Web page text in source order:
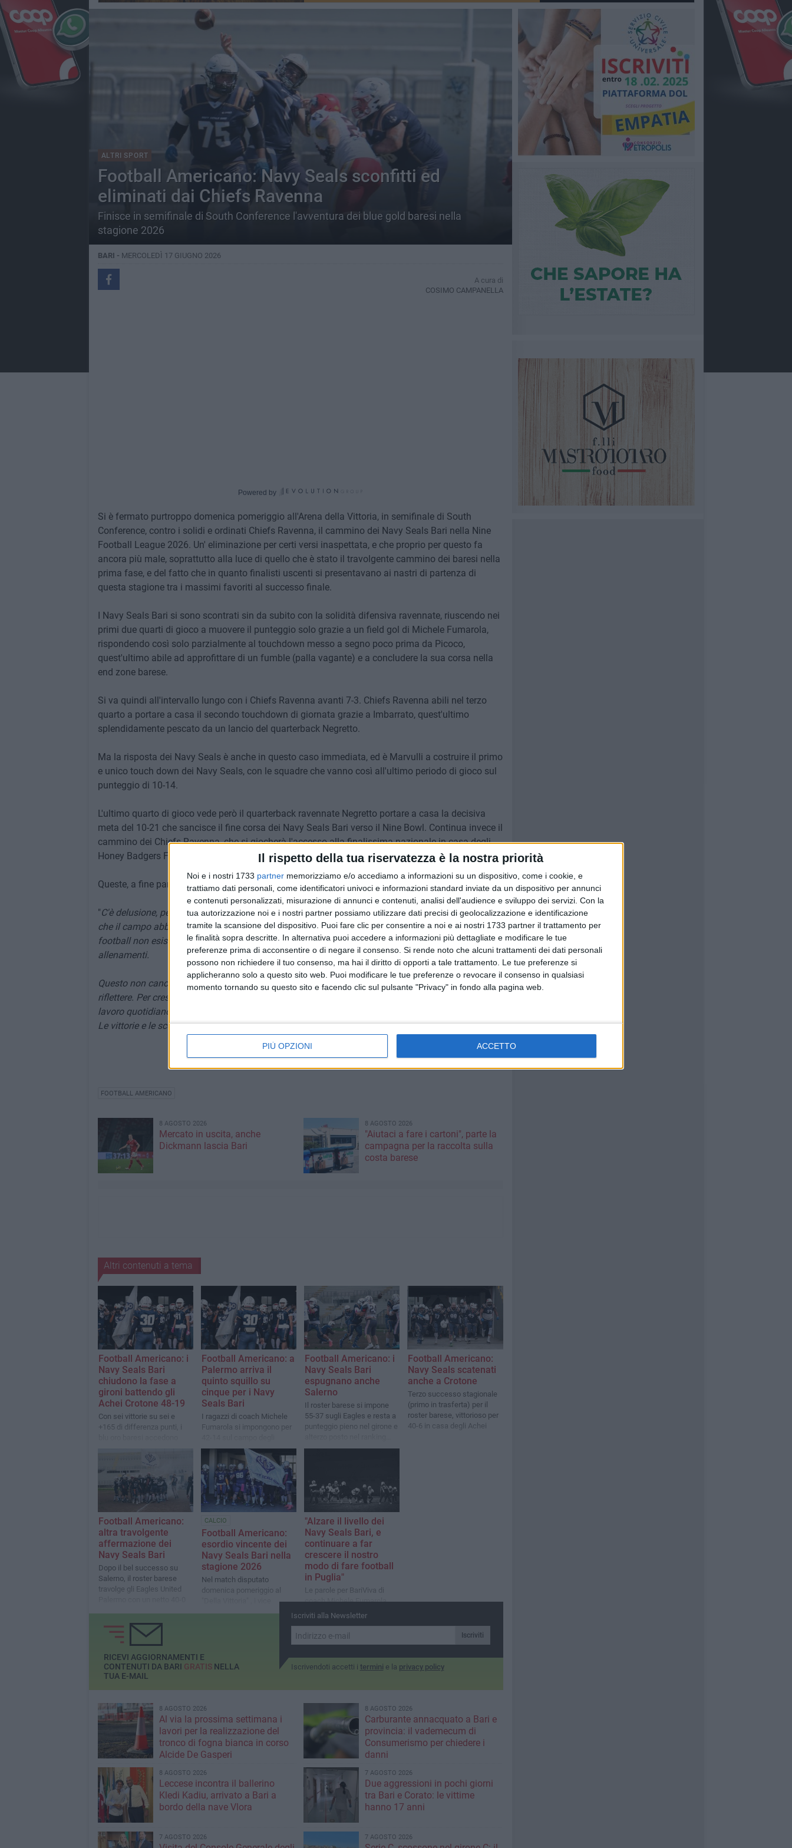
Il rispetto della tua riservatezza è la nostra priorità
Noi e i nostri 1733 partner memorizziamo e/o accediamo a informazioni su un dispositivo, come i cookie, e
trattiamo dati personali, come identificatori univoci e informazioni standard inviate da un dispositivo per annunci
e contenuti personalizzati, misurazione di annunci e contenuti, analisi dell'audience e sviluppo dei servizi. Con la
tua autorizzazione noi e i nostri partner possiamo utilizzare dati precisi di geolocalizzazione e identificazione
tramite la scansione del dispositivo. Puoi fare clic per consentire a noi e ai nostri 1733 partner il trattamento per
le finalità sopra descritte. In alternativa puoi accedere a informazioni più dettagliate e modificare le tue
preferenze prima di acconsentire o di negare il consenso. Si rende noto che alcuni trattamenti dei dati personali
possono non richiedere il tuo consenso, ma hai il diritto di opporti a tale trattamento. Le tue preferenze si
applicheranno solo a questo sito web. Puoi modificare le tue preferenze o revocare il consenso in qualsiasi
momento tornando su questo sito e facendo clic sul pulsante "Privacy" in fondo alla pagina web.
PIÙ OPZIONI ACCETTO
ALTRI SPORT
Football Americano: Navy Seals sconfitti ed
eliminati dai Chiefs Ravenna
Finisce in semifinale di South Conference l'avventura dei blue gold baresi nella
stagione 2026
BARI - MERCOLEDÌ 17 GIUGNO 2026
A cura di
COSIMO CAMPANELLA
Powered by
Si è fermato purtroppo domenica pomeriggio all'Arena della Vittoria, in semifinale di South
Conference, contro i solidi e ordinati Chiefs Ravenna, il cammino dei Navy Seals Bari nella Nine
Football League 2026. Un' eliminazione per certi versi inaspettata, e che proprio per questo fa
ancora più male, soprattutto alla luce di quello che è stato il travolgente cammino dei baresi nella
prima fase, e del fatto che in quanto finalisti uscenti si presentavano ai nastri di partenza di
questa stagione tra i massimi favoriti al successo finale.
I Navy Seals Bari si sono scontrati sin da subito con la solidità difensiva ravennate, riuscendo nei
primi due quarti di gioco a muovere il punteggio solo grazie a un field gol di Michele Fumarola,
rispondendo così solo parzialmente al touchdown messo a segno poco prima da Picoco,
quest'ultimo abile ad approfittare di un fumble (palla vagante) e a concludere la sua corsa nella
end zone barese.
Si va quindi all'intervallo lungo con i Chiefs Ravenna avanti 7-3. Chiefs Ravenna abili nel terzo
quarto a portare a casa il secondo touchdown di giornata grazie a Imbarrato, quest'ultimo
splendidamente pescato da un lancio del quarterback Negretto.
Ma la risposta dei Navy Seals è anche in questo caso immediata, ed è Marvulli a costruire il primo
e unico touch down dei Navy Seals, con le squadre che vanno così all'ultimo periodo di gioco sul
punteggio di 10-14.
L'ultimo quarto di gioco vede però il quarterback ravennate Negretto portare a casa la decisiva
meta del 10-21 che sancisce il fine corsa dei Navy Seals Bari verso il Nine Bowl. Continua invece il
cammino dei Chiefs Ravenna, che si giocherà l'accesso alla finalissima nazionale in casa degli
Honey Badgers Formigine.
Queste, a fine partita, le dichiarazioni di coach Michele Fumarola:
"C'è delusione, perché sapevamo cosa volevamo ottenere. Analizzando la partita a caldo, credo
che il campo abbia semplicemente restituito quello che siamo stati nelle ultime settimane. Nel
football non esistono scorciatoie: la domenica raccogli quello che costruisci durante gli
allenamenti.
Questo non cancella il percorso fatto, né il campionato che abbiamo disputato, ma deve farci
riflettere. Per crescere ancora serve più costanza, più attenzione ai dettagli e più intensità nel
lavoro quotidiano.
Le vittorie e le sconfitte passano. Le lezioni restano. E da questa dobbiamo ripartire".
FOOTBALL AMERICANO
8 AGOSTO 2026
Mercato in uscita, anche
Dickmann lascia Bari
8 AGOSTO 2026
"Aiutaci a fare i cartoni", parte la
campagna per la raccolta sulla
costa barese
Altri contenuti a tema
Football Americano: i
Navy Seals Bari
chiudono la fase a
gironi battendo gli
Achei Crotone 48-19
Con sei vittorie su sei e
+165 di differenza punti, i
di South Conference
Football Americano: a
Palermo arriva il
quinto squillo su
cinque per i Navy
Seals Bari
I ragazzi di coach Michele
Fumarola si impongono per
Eagles United e vedono la
semifinale di South
Conference
Football Americano: i
Navy Seals Bari
espugnano anche
Salerno
Il roster barese si impone
55-37 sugli Eagles e resta a
punteggio pieno nel girone e
playoff nazionale
Football Americano:
Navy Seals scatenati
anche a Crotone
Terzo successo stagionale
(primo in trasferta) per il
roster barese, vittorioso per
40-6 in casa degli Achei
Football Americano:
altra travolgente
affermazione dei
Navy Seals Bari
Dopo il bel successo su
Salerno, il roster barese
travolge gli Eagles United
CALCIO
Football Americano:
esordio vincente dei
Navy Seals Bari nella
stagione 2026
Nel match disputato
domenica pomeriggio al
campioni d'Italia superano
"Alzare il livello dei
Navy Seals Bari, e
continuare a far
crescere il nostro
modo di fare football
in Puglia"
Le parole per BariViva di
coach Michele Fumarola
alla vigilia della stagione
Iscriviti alla Newsletter
Iscriviti
Iscrivendoti accetti i termini e la privacy policy
RICEVI AGGIORNAMENTI E
CONTENUTI DA BARI GRATISNELLA
TUA E-MAIL
8 AGOSTO 2026
Al via la prossima settimana i
lavori per la realizzazione del
tronco di fogna bianca in corso
Alcide De Gasperi
8 AGOSTO 2026
Carburante annacquato a Bari e
provincia: il vademecum di
Consumerismo per chiedere i
danni
8 AGOSTO 2026
Leccese incontra il ballerino
Kledi Kadiu, arrivato a Bari a
bordo della nave Vlora
7 AGOSTO 2026
Due aggressioni in pochi giorni
tra Bari e Corato: le vittime
hanno 17 anni
7 AGOSTO 2026 7 AGOSTO 2026